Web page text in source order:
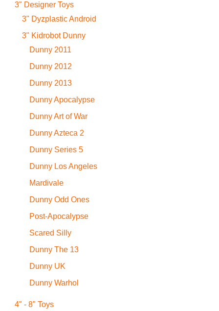
3" Designer Toys
3" Dyzplastic Android
3" Kidrobot Dunny
Dunny 2011
Dunny 2012
Dunny 2013
Dunny Apocalypse
Dunny Art of War
Dunny Azteca 2
Dunny Series 5
Dunny Los Angeles
Mardivale
Dunny Odd Ones
Post-Apocalypse
Scared Silly
Dunny The 13
Dunny UK
Dunny Warhol
4" - 8" Toys